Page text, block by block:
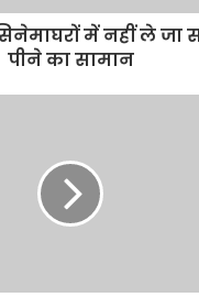
में नहीं ले
पीने का सामान